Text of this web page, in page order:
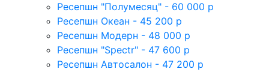
Ресепшн "Полумесяц" - 60 000 р
Ресепшн Океан - 45 200 р
Ресепшн Модерн - 48 000 р
Ресепшн "Spectr" - 47 600 р
Ресепшн Автосалон - 47 200 р